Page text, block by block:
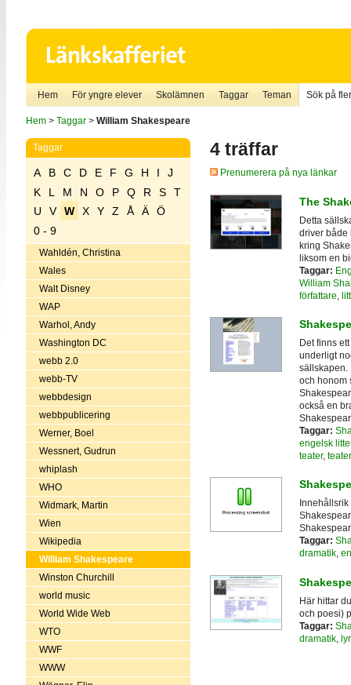
Hem För yngre elever Skolämnen Taggar Teman Sök på
Hem> Taggar> William Shakespeare
Taggar
A B C D E F G H I
J
K
L M N O P Q R S
T
U
V W X Y Z Å Ä
Ö
0 - 9
Wahldén, Christina
Wales
Walt Disney
WAP
Warhol, Andy
Washington DC
webb 2.0
webb-TV
webbdesign
webbpublicering
Werner, Boel
Wessnert, Gudrun
whiplash
WHO
Widmark, Martin
Wien
Wikipedia
William Shakespeare
Winston Churchill
world music
World Wide Web
WTO
WWF
WWW
4 träffar
Prenumerera på nya länkar
The
Detta
driver både
kring
liksom en
Taggar:
William
författare
Det finns
underligt
sällskapen.
och honom
också en
Taggar:
engelsk
teater,
Taggar:
dramatik,
Här hittar
och poesi)
Taggar:
dramatik,